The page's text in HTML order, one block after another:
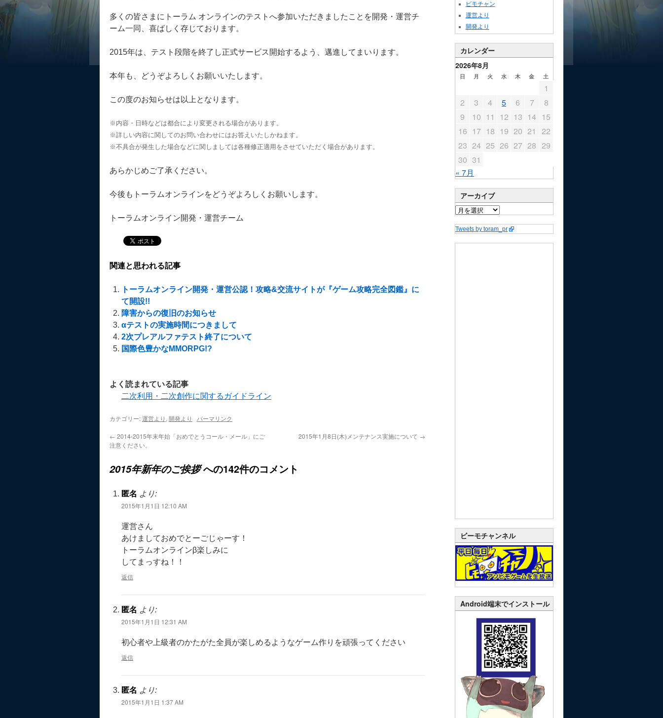
多くの皆さまにトーラム オンラインのテストへ参加いただきましたことを開発・運営チ
ーム一同、喜ばしく存じております。
2015年は、テスト段階を終了し正式サービス開始するよう、邁進してまいります。
本年も、どうぞよろしくお願いいたします。
この度のお知らせは以上となります。
※内容・日時などは都合により変更される場合があります。
※詳しい内容に関してのお問い合わせにはお答えいたしかねます。
※不具合が発生した場合などに関しましては各種修正適用をさせていただく場合があります。
あらかじめご了承ください。
今後もトーラムオンラインをどうぞよろしくお願いします。
トーラムオンライン開発・運営チーム
関連と思われる記事
トーラムオンライン開発・運営公認！攻略&交流サイトが『ゲーム攻略完全図鑑』に
て開設!!
障害からの復旧のお知らせ
αテストの実施時間につきまして
2次プレアルファテスト終了について
国際色豊かなMMORPG!?
よく読まれている記事
二次利用・二次創作に関するガイドライン
カテゴリー:運営より , 開発より パーマリンク
← 2014-2015年末年始「おめでとうコール・メール」にご
注意ください。
2015年1月8日(木)メンテナンス実施について →
2015年新年のご挨拶への142件のコメント
匿名 より:
2015年1月1日 12:10 AM
運営さん
あけましておめでとーごじゃーす！
トーラムオンラインβ楽しみに
してまっすね！！
返信
匿名 より:
2015年1月1日 12:31 AM
初心者や上級者のかたがた全員が楽しめるようなゲーム作りを頑張ってください
返信
匿名 より:
2015年1月1日 1:37 AM
ビモチャン
運営より
開発より
カレンダー
2026年8月
日 月 火 水 木 金 土
« 7月
1
2
3 4 5 6 7
8
9
10 11 12 13 14 15
16 17 18 19 20 21
22
23 24 25 26 27 28 29
30 31
アーカイブ
Tweets by toram_pr
ビーモチャンネル
Android端末でインストール